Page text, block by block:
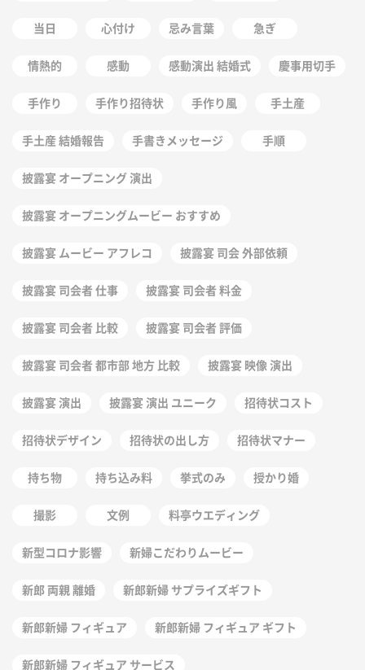
当日 心付け 忌み言葉 急ぎ
情熱的 感動 感動演出 結婚式 慶事用切手
手作り 手作り招待状 手作り風 手土産
手土産 結婚報告 手書きメッセージ 手順
披露宴 オープニング 演出
披露宴 オープニングムービー おすすめ
披露宴 ムービー アフレコ 披露宴 司会 外部依頼
披露宴 司会者 仕事 披露宴 司会者 料金
披露宴 司会者 比較 披露宴 司会者 評価
披露宴 司会者 都市部 地方 比較 披露宴 映像 演出
披露宴 演出 披露宴 演出 ユニーク 招待状コスト
招待状デザイン 招待状の出し方 招待状マナー
持ち物 持ち込み料 挙式のみ 授かり婚
撮影 文例 料亭ウエディング
新型コロナ影響 新婦こだわりムービー
新郎 両親 離婚 新郎新婦 サプライズギフト
新郎新婦 フィギュア 新郎新婦 フィギュア ギフト
新郎新婦 フィギュア サービス